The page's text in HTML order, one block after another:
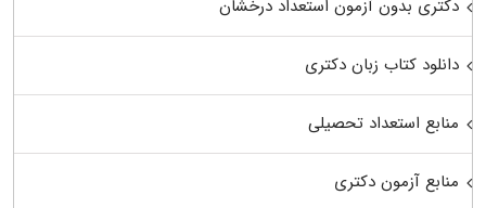
دکتری بدون آزمون استعداد درخشان
دانلود کتاب زبان دکتری
منابع استعداد تحصیلی
منابع آزمون دکتری